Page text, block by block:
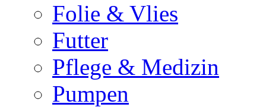
Folie & Vlies
Futter
Pflege & Medizin
Pumpen